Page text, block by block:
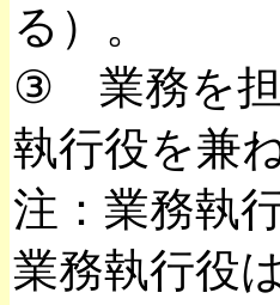
る）。
③ 業務を担
執行役を兼
注：業務執
業務執行役